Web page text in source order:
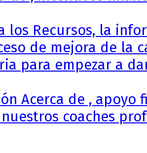
los Recursos, la
de mejora de la
para empezar a
Acerca de , apoyo
coaches